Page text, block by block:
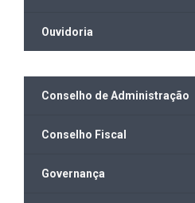
Ouvidoria
Conselho de Administração
Conselho Fiscal
Governança